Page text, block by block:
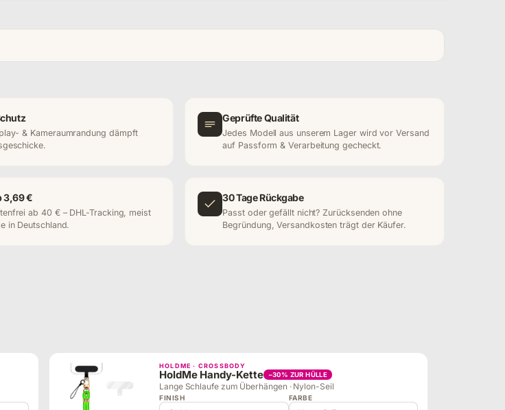
& Kameraumrandung dämpft
Geprüfte Qualität
Jedes Modell aus unserem Lager wird vor Versand
auf Passform & Verarbeitung gecheckt.
3,69 €
ab 40 € – DHL-Tracking, meist
in Deutschland.
30 Tage Rückgabe
Passt oder gefällt nicht? Zurücksenden ohne
Begründung, Versandkosten trägt der Käufer.
HOLDME · CROSSBODY
HoldMe Handy-Kette −30% ZUR HÜLLE
Lange Schlaufe zum Überhängen · Nylon-Seil
FINISH FARBE